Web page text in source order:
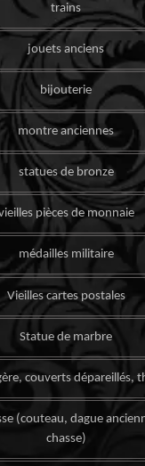
trains
jouets anciens
bijouterie
montre anciennes
statues de bronze
pièces de monnaie
médailles militaire
Vieilles cartes postales
Statue de marbre
couverts dépareillés,
(couteau, dague
chasse)